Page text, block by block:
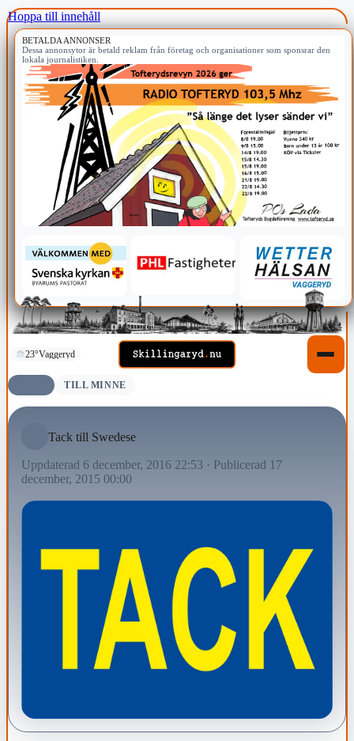
Hoppa till innehåll
BETALDA ANNONSER
Dessa annonsytor är betald reklam från företag och organisationer som sponsrar den
lokala journalistiken.
23°Vaggeryd
TILL MINNE
Tack till Swedese
Uppdaterad 6 december, 2016 22:53 · Publicerad 17
december, 2015 00:00